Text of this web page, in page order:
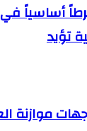
أساسياً
تؤيد
موازنة العام